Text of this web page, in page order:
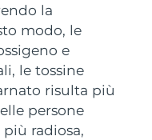
la
modo, le
e
le tossine
risulta più
persone
radiosa,